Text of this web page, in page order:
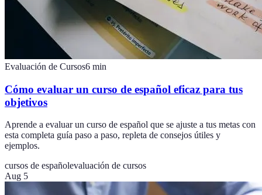
Evaluación de Cursos6 min
Cómo evaluar un curso de español eficaz para tus
objetivos
Aprende a evaluar un curso de español que se ajuste a tus metas con
esta completa guía paso a paso, repleta de consejos útiles y
ejemplos.
cursos de españolevaluación de cursos
Aug 5